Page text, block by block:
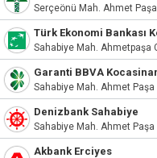
Serçeönü Mah. Ahmet
Türk Ekonomi Bankası
Garanti BBVA
Sahabiye Mah. Ahmet
Denizbank Sahabiye
Akbank Erciyes